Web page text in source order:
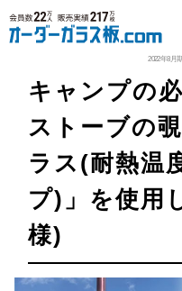
2022年8月
キャンプの
ストーブの
ラス(耐熱温
プ)」を使用
様)